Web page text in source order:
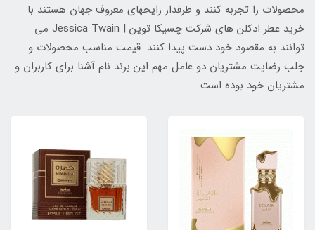
محصولات را تجربه کنند و طرفدار رایحهای معروف جهان هستند با
خرید عطر ادکلن های شرکت چسیکا توین | Jessica Twain می
توانند به مقصود خود دست پیدا کنند. قیمت مناسب محصولات و
جلب رضایت مشتریان دو عامل مهم این برند نام آشنا برای کاربران و
مشتریان خود بوده است.